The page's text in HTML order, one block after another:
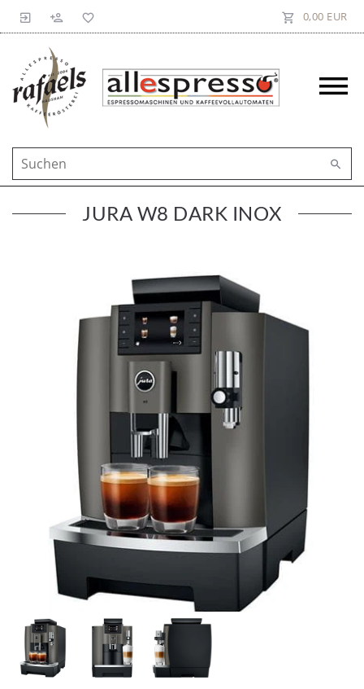
0,00 EUR
JURA W8 DARK INOX